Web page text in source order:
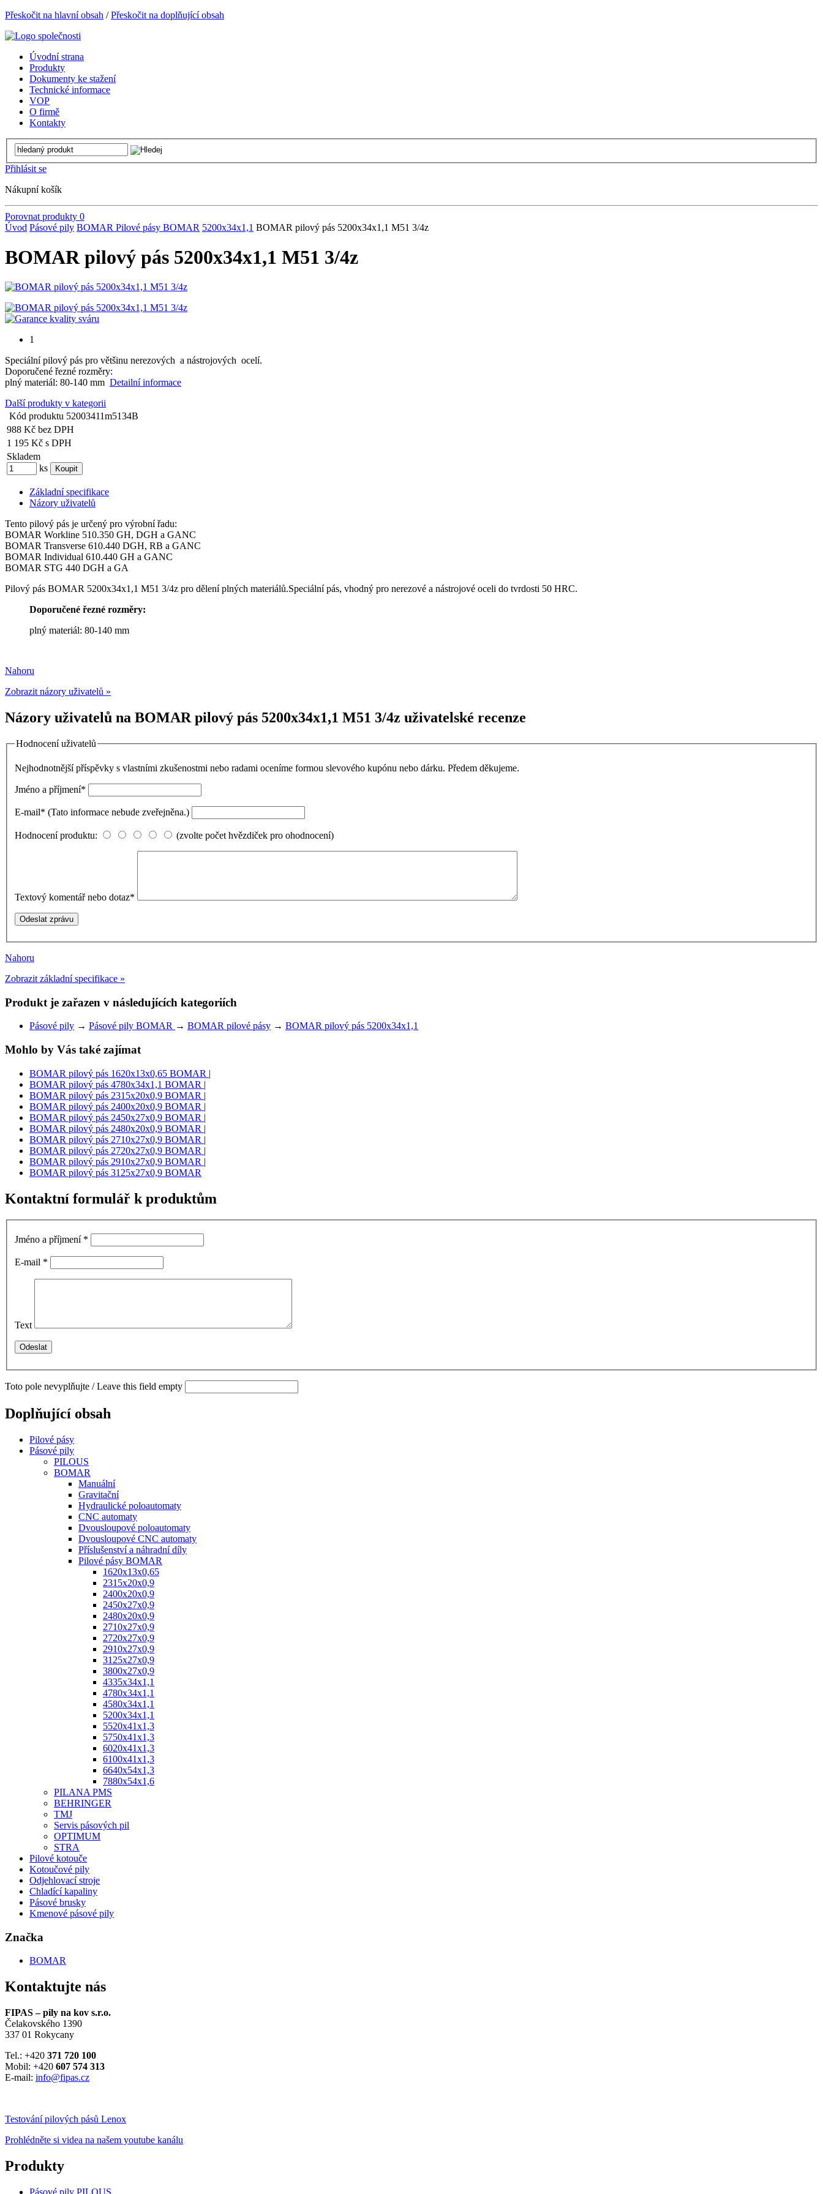
Přeskočit na hlavní obsah /Přeskočit na doplňující obsah
Úvodní strana
Produkty
Dokumenty ke stažení
Technické informace
VOP
O firmě
Kontakty
Přihlásit se
Nákupní košík
Porovnat produkty 0
Úvod Pásové pily BOMAR Pilové pásy BOMAR 5200x34x1,1 BOMAR pilový pás 5200x34x1,1 M51 3/4z
BOMAR pilový pás 5200x34x1,1 M51 3/4z
1
Speciální pilový pás pro většinu nerezových a nástrojových ocelí.
Doporučené řezné rozměry:
plný materiál: 80-140 mm Detailní informace
Další produkty v kategorii
Kód produktu 52003411m5134B
988 Kč bez DPH
1 195 Kč s DPH
Skladem
ks
Základní specifikace
Názory uživatelů
Tento pilový pás je určený pro výrobní řadu:
BOMAR Workline 510.350 GH, DGH a GANC
BOMAR Transverse 610.440 DGH, RB a GANC
BOMAR Individual 610.440 GH a GANC
BOMAR STG 440 DGH a GA
Pilový pás BOMAR 5200x34x1,1 M51 3/4z pro dělení plných materiálů.Speciální pás, vhodný pro nerezové a nástrojové oceli do tvrdosti 50 HRC.
Doporučené řezné rozměry:
plný materiál: 80-140 mm
Nahoru
Zobrazit názory uživatelů »
Názory uživatelů na BOMAR pilový pás 5200x34x1,1 M51 3/4z uživatelské recenze
Hodnocení uživatelů
Nejhodnotnější příspěvky s vlastními zkušenostmi nebo radami oceníme formou slevového kupónu nebo dárku. Předem děkujeme.
Jméno a příjmení*
E-mail* (Tato informace nebude zveřejněna.)
Hodnocení produktu: (zvolte počet hvězdiček pro ohodnocení)
Textový komentář nebo dotaz*
Nahoru
Zobrazit základní specifikace »
Produkt je zařazen v následujících kategoriích
Pásové pily → Pásové pily BOMAR → BOMAR pilové pásy → BOMAR pilový pás 5200x34x1,1
Mohlo by Vás také zajímat
BOMAR pilový pás 1620x13x0,65 BOMAR |
BOMAR pilový pás 4780x34x1,1 BOMAR |
BOMAR pilový pás 2315x20x0,9 BOMAR |
BOMAR pilový pás 2400x20x0,9 BOMAR |
BOMAR pilový pás 2450x27x0,9 BOMAR |
BOMAR pilový pás 2480x20x0,9 BOMAR |
BOMAR pilový pás 2710x27x0,9 BOMAR |
BOMAR pilový pás 2720x27x0,9 BOMAR |
BOMAR pilový pás 2910x27x0,9 BOMAR |
BOMAR pilový pás 3125x27x0,9 BOMAR
Kontaktní formulář k produktům
Jméno a příjmení *
E-mail *
Text
Toto pole nevyplňujte / Leave this field empty
Doplňující obsah
Pilové pásy
Pásové pily
PILOUS
BOMAR
Manuální
Gravitační
Hydraulické poloautomaty
CNC automaty
Dvousloupové poloautomaty
Dvousloupové CNC automaty
Příslušenství a náhradní díly
Pilové pásy BOMAR
1620x13x0,65
2315x20x0,9
2400x20x0,9
2450x27x0,9
2480x20x0,9
2710x27x0,9
2720x27x0,9
2910x27x0,9
3125x27x0,9
3800x27x0,9
4335x34x1,1
4780x34x1,1
4580x34x1,1
5200x34x1,1
5520x41x1,3
5750x41x1,3
6020x41x1,3
6100x41x1,3
6640x54x1,3
7880x54x1,6
PILANA PMS
BEHRINGER
TMJ
Servis pásových pil
OPTIMUM
STRA
Pilové kotouče
Kotoučové pily
Odjehlovací stroje
Chladící kapaliny
Pásové brusky
Kmenové pásové pily
Značka
BOMAR
Kontaktujte nás
FIPAS – pily na kov s.r.o.
Čelakovského 1390
337 01 Rokycany
Tel.: +420 371 720 100
Mobil: +420 607 574 313
E-mail: info@fipas.cz
Testování pilových pásů Lenox
Prohlédněte si videa na našem youtube kanálu
Produkty
Pásové pily PILOUS